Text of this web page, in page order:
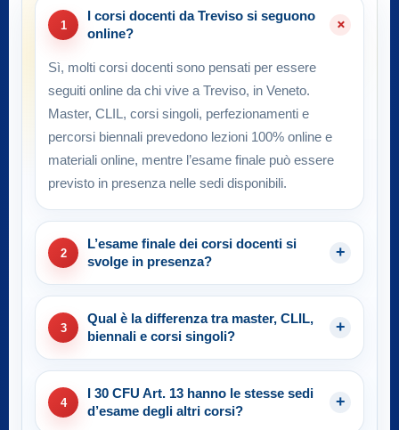
1
I corsi docenti da Treviso si seguono
online?
Sì, molti corsi docenti sono pensati per essere
seguiti online da chi vive a Treviso, in Veneto.
Master, CLIL, corsi singoli, perfezionamenti e
percorsi biennali prevedono lezioni 100% online e
materiali online, mentre l’esame finale può essere
previsto in presenza nelle sedi disponibili.
2
L’esame finale dei corsi docenti si
svolge in presenza?
3
Qual è la differenza tra master, CLIL,
biennali e corsi singoli?
4
I 30 CFU Art. 13 hanno le stesse sedi
d’esame degli altri corsi?